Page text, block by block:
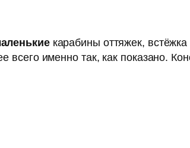
карабины оттяжек,
именно так, как показано.